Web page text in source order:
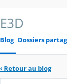
E3D
Blog Dossiers
‹ Retour au blog